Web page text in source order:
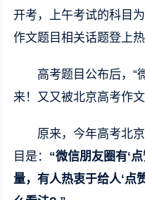
开考，上午考试的科目
作文题目相关话题登上
高考题目公布后，“
来！又又被北京高考作文
原来，今年高考北
目是： “微信朋友圈有‘
量，有人热衷于给人‘点